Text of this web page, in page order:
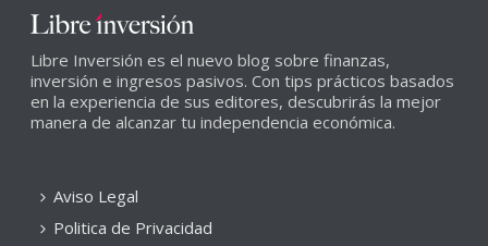
Libre Inversión es el nuevo blog sobre finanzas,
inversión e ingresos pasivos. Con tips prácticos basados
en la experiencia de sus editores, descubrirás la mejor
manera de alcanzar tu independencia económica.
Aviso Legal
Politica de Privacidad